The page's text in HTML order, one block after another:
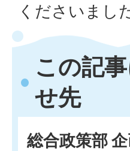
くださいまし
この記
せ先
総合政策部